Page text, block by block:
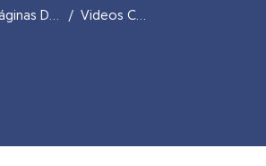
Del Sitio Videos Curso SECOP2